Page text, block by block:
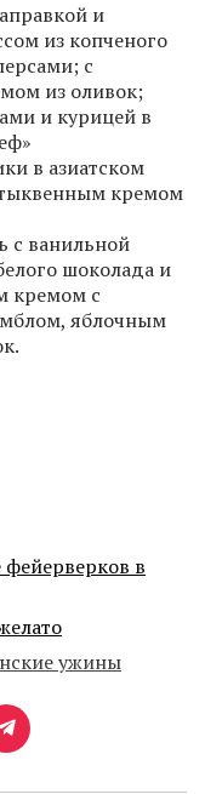
и
из копченого
с
из оливок;
и курицей в
в азиатском
тыквенным кремом
с ванильной
шоколада и
кремом с
яблочным
в
ужины